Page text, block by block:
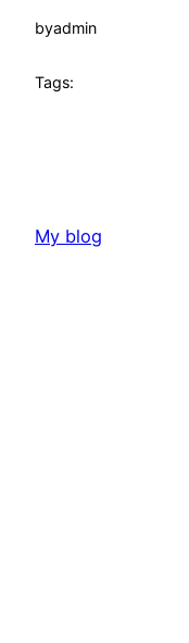
byadmin
Tags:
My blog